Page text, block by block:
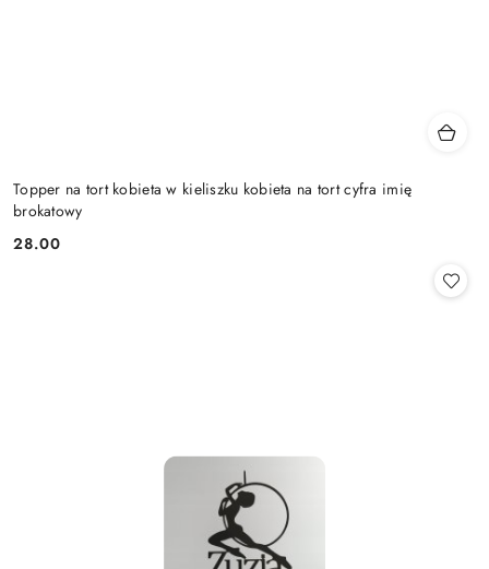
Topper na tort kobieta w kieliszku kobieta na tort cyfra imię
brokatowy
Cena:
28.00